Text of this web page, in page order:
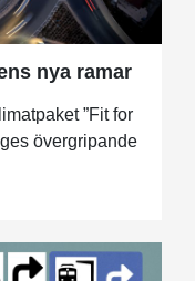
nya ramar
”Fit for
övergripande